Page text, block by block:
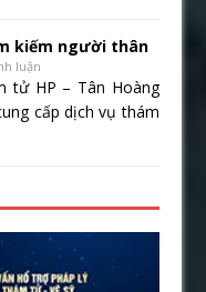
kiếm người thân
luận
tử HP – Tân Hoàng
cấp dịch vụ thám